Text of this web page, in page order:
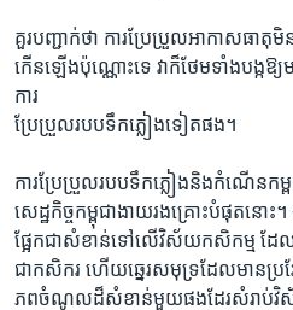
គួរបញ្ជាក់ថា ការប្រែប្រួលអាកាសធា
កើនឡើងប៉ុណ្ណោះទេ វាក៏ថែមទាំងបង្ក
ការ
ប្រែប្រួលរបបទឹកភ្លៀងទៀតផង។
ការប្រែប្រួលរបបទឹកភ្លៀងនិងកំណើនក
សេដ្ឋកិច្ចកម្ពុជាងាយរងគ្រោះបំផុតនោ
ផ្អែកជាសំខាន់ទៅលើវិស័យកសិកម្ម ដែ
ជាកសិករ ហើយឆ្នេរសមុទ្រដែលមានប្រ
ភពចំណូលដ៏សំខាន់មួយផងដែរសំរាប់